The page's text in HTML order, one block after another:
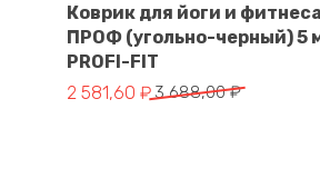
В корзину
Коврик для йоги и фитнеса
ПРОФ (угольно-черный) 5
PROFI-FIT
3 688,00₽
Первоначальная цена
2 581,60 ₽
Текущая цена: 2 581,60 ₽.